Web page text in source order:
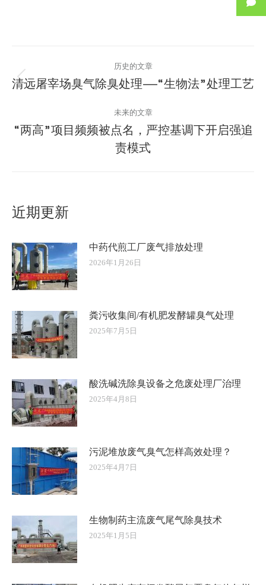
章
航
历史的文章
历
的
章：
清远屠宰场臭气除臭处理——“生物法”处理工艺
未来的文章
未
来
“两高”项目频频被点名，严控基调下开启强追
责模式
近期更新
中药代煎工厂废气排放处理
2026年1月26日
粪污收集间/有机肥发酵罐臭气处理
2025年7月5日
酸洗碱洗除臭设备之危废处理厂治理
2025年4月8日
污泥堆放废气臭气怎样高效处理？
2025年4月7日
生物制药主流废气尾气除臭技术
2025年1月5日